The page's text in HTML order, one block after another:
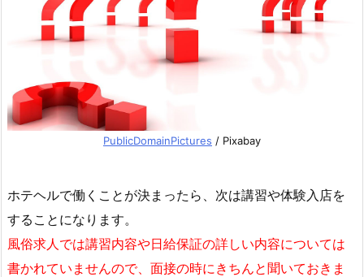
PublicDomainPictures / Pixabay
ホテヘルで働くことが決まったら、次は講習や体験入店を
することになります。
風俗求人では講習内容や日給保証の詳しい内容については
書かれていませんので、面接の時にきちんと聞いておきま